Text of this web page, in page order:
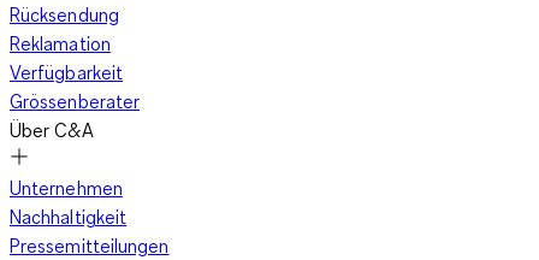
Rücksendung
Reklamation
Verfügbarkeit
Grössenberater
Über C&A
Unternehmen
Nachhaltigkeit
Pressemitteilungen